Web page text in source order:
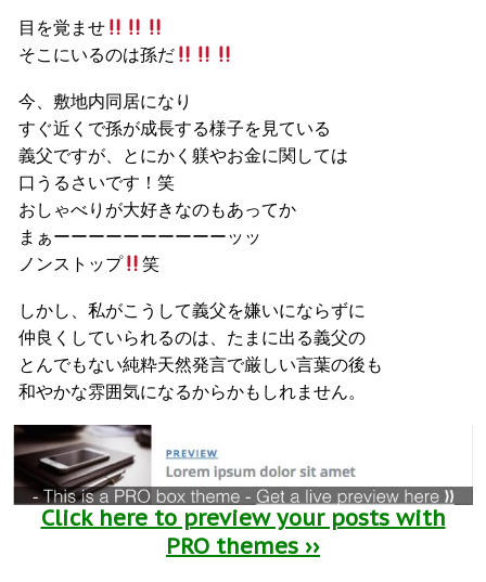
目を覚ませ
そこにいるのは孫だ
今、敷地内同居になり
すぐ近くで孫が成長する様子を見ている
義父ですが、とにかく躾やお金に関しては
口うるさいです！笑
おしゃべりが大好きなのもあってか
まぁーーーーーーーーーーッッ
ノンストップ
笑
しかし、私がこうして義父を嫌いにならずに
仲良くしていられるのは、たまに出る義父の
とんでもない純粋天然発言で厳しい言葉の後も
和やかな雰囲気になるからかもしれません。
Click here to preview your posts with
PRO themes ››